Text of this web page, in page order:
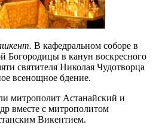
В кафедральном соборе в
Богородицы в канун воскресного
святителя Николая Чудотворца
всенощное бдение.
митрополит Астанайский и
вместе с митрополитом
Викентием.